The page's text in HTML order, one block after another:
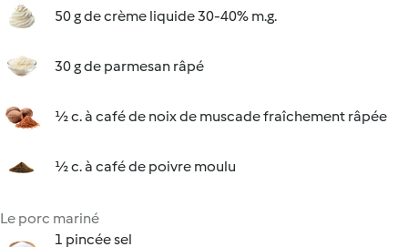
50 g de crème liquide 30-40% m.g.
30 g de parmesan râpé
½ c. à café de noix de muscade fraîchement râpée
½ c. à café de poivre moulu
Le porc mariné
1 pincée sel